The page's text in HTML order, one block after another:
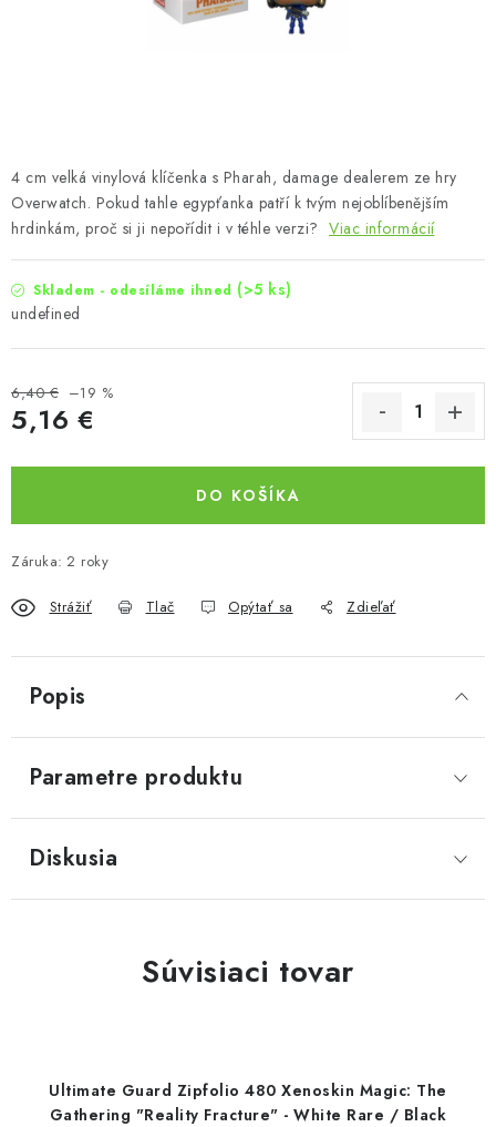
4 cm velká vinylová klíčenka s Pharah, damage dealerem ze hry
Overwatch. Pokud tahle egypťanka patří k tvým nejoblíbenějším
hrdinkám, proč si ji nepořídit i v téhle verzi? Viac informácií
Skladem - odesíláme ihned (>5 ks)
undefined
6,40 € –19 %
5,16 €
DO KOŠÍKA
Záruka: 2 roky
Tlač Opýtať sa
Strážiť Zdieľať
Popis
Parametre produktu
Diskusia
Súvisiaci tovar
Ultimate Guard Zipfolio 480 Xenoskin Magic: The
Gathering "Reality Fracture" - White Rare / Black